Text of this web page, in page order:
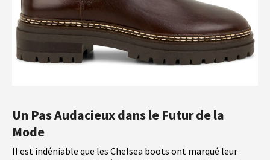
Un Pas Audacieux dans le Futur de la
Mode
Il est indéniable que les Chelsea boots ont marqué leur